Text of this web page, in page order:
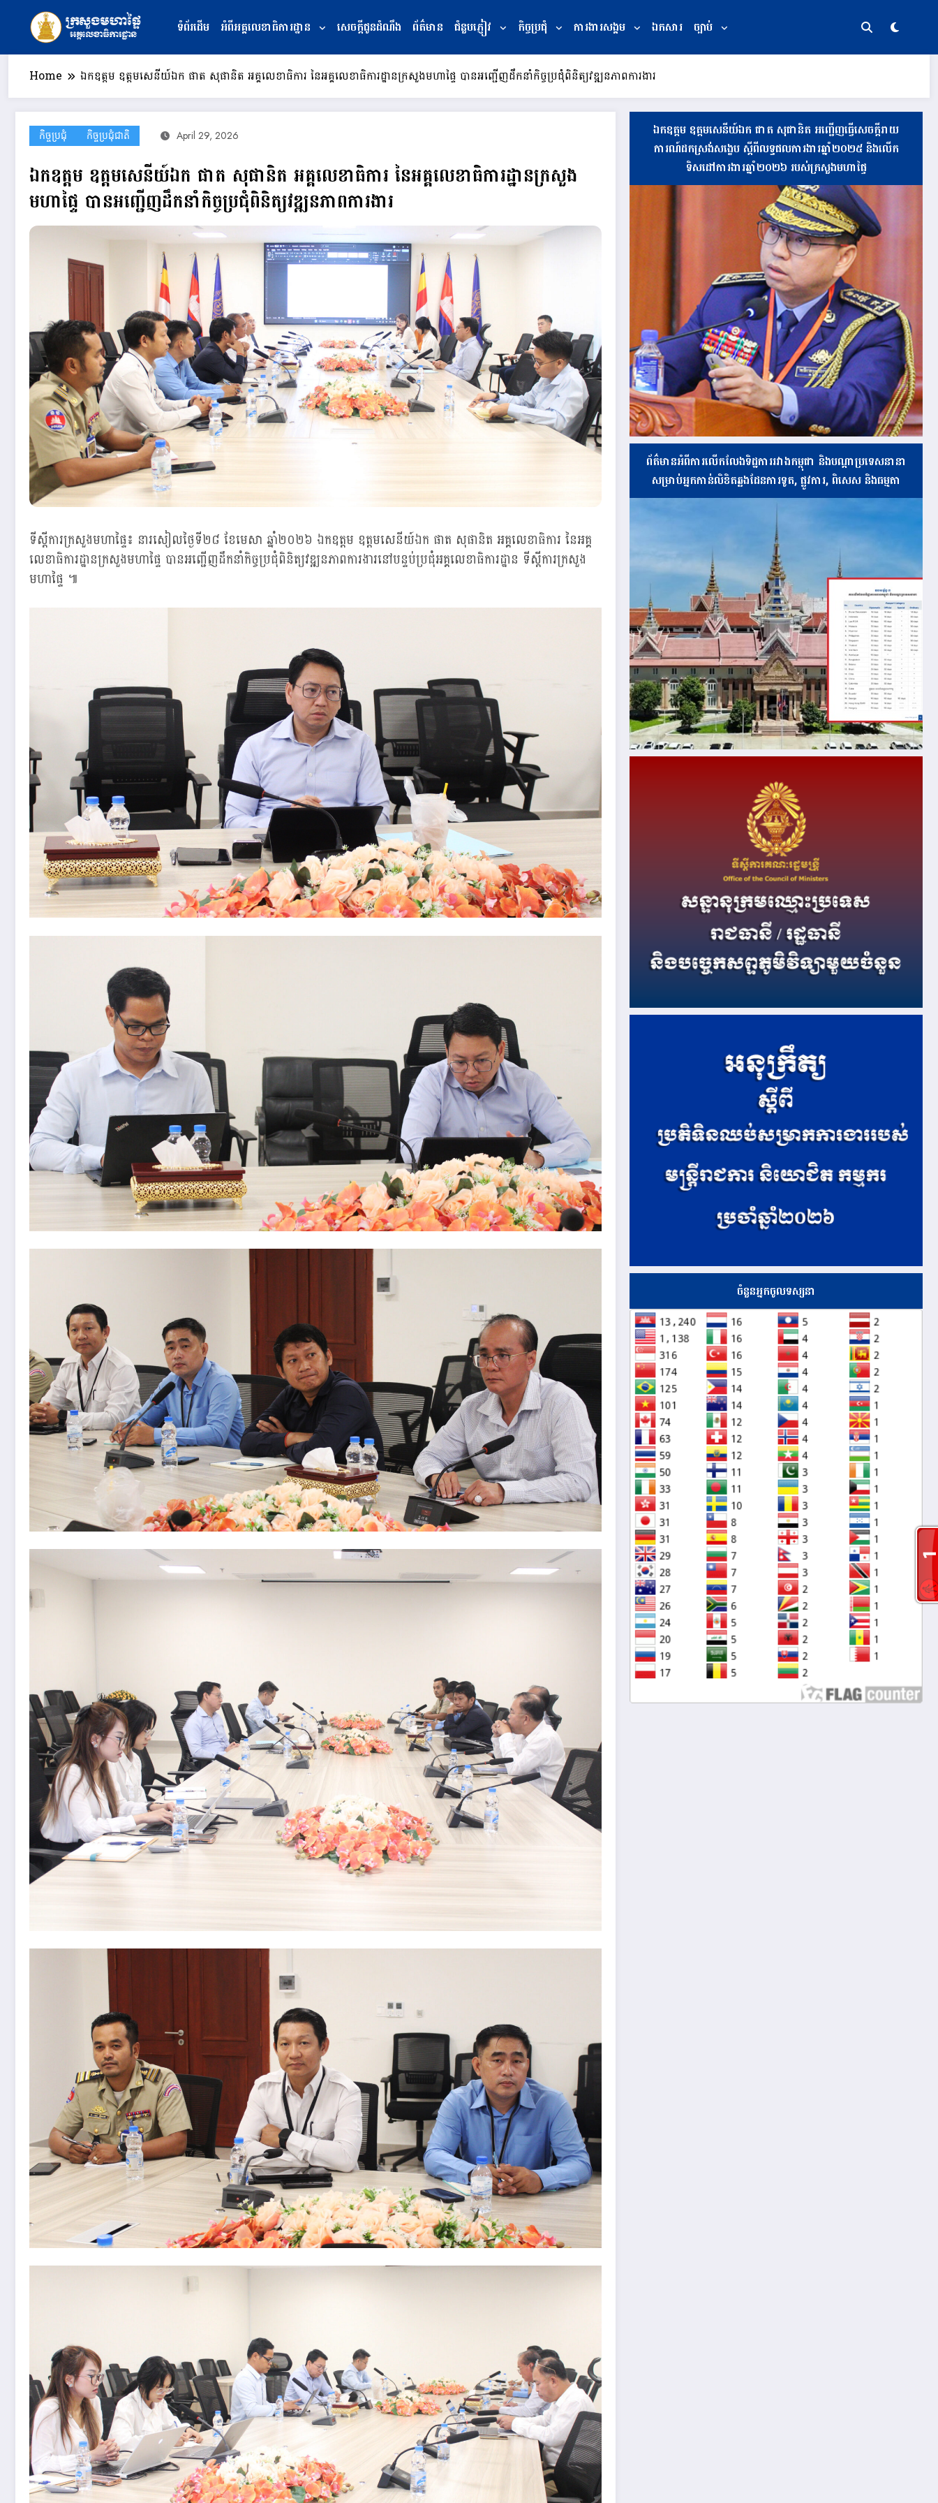
content
ទំព័រដើម អំពីអគ្គលេខាធិការដ្ឋាន សេចក្ដីជូនដំណឹង ព័ត៌មាន ជំនួបភ្ញៀវ កិច្ចប្រជុំ ការងារសង្គម ឯកសារ ច្បាប់
Home ឯកឧត្ដម ឧត្តមសេនីយ៍ឯក ផាត សុផានិត អគ្គលេខាធិការ នៃអគ្គលេខាធិការដ្ឋានក្រសួងមហាផ្ទៃ បានអញ្ជេីញដឹកនាំកិច្ចប្រជុំពិនិត្យវឌ្ឍនភាពការងារ
កិច្ចប្រជុំ កិច្ចប្រជុំជាតិ April 29, 2026
ឯកឧត្ដម ឧត្តមសេនីយ៍ឯក ផាត សុផានិត អគ្គលេខាធិការ នៃអគ្គលេខាធិការដ្ឋានក្រសួង
មហាផ្ទៃ បានអញ្ជេីញដឹកនាំកិច្ចប្រជុំពិនិត្យវឌ្ឍនភាពការងារ
ទីស្តីការក្រសួងមហាផ្ទៃ៖ នារសៀលថ្ងៃទី២៨ ខែមេសា ឆ្នាំ២០២៦ ឯកឧត្ដម ឧត្តមសេនីយ៍ឯក ផាត សុផានិត អគ្គលេខាធិការ នៃអគ្គ
លេខាធិការដ្ឋានក្រសួងមហាផ្ទៃ បានអញ្ជេីញដឹកនាំកិច្ចប្រជុំពិនិត្យវឌ្ឍនភាពការងារ​នៅបន្ទប់ប្រជុំអគ្គលេខាធិការដ្ឋាន ទីស្តីការក្រសួង
មហាផ្ទៃ ៕
ឯកឧត្តម ឧត្តមសេនីយ៍ឯក ផាត សុផានិត អញ្ជើញធ្វើសេចក្តីរាយ
ការណ៍ដកស្រង់សង្ខេប ស្តីពីលទ្ធផលការងារឆ្នាំ២០២៥ និងលើក
ទិសដៅការងារឆ្នាំ២០២៦ របស់ក្រសួងមហាផ្ទៃ
ព័ត៌មានអំពីការលើកលែងទិដ្ឋការរវាងកម្ពុជា និងបណ្ដាប្រទេសនានា
សម្រាប់អ្នកកាន់លិខិតឆ្លងដែនការទូត, ផ្លូវការ, ពិសេស និងធម្មតា
ចំនួនអ្នកចូលទស្សនា